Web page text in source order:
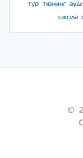
тур
тюнинг ауди
шкода
©